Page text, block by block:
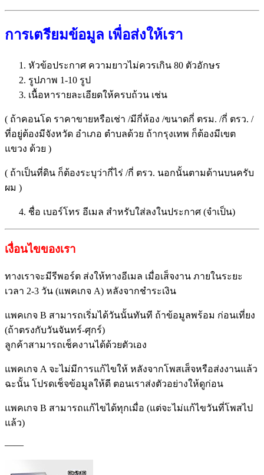
การเตรียมข้อมูล เพื่อส่งให้เรา
หัวข้อประกาศ ความยาวไม่ควรเกิน 80 ตัวอักษร
รูปภาพ 1-10 รูป
เนื้อหารายละเอียดให้ครบถ้วน เช่น
( ถ้าคอนโด ราคาขายหรือเช่า /มีกี่ห้อง /ขนาดกี่ ตรม. /กี่ ตรว. /
ที่อยู่ต้องมีจังหวัด อำเภอ ตำบลด้วย ถ้ากรุงเทพ ก็ต้องมีเขต
แขวง ด้วย )
( ถ้าเป็นที่ดิน ก็ต้องระบุว่ากี่ไร่ /กี่ ตรว. นอกนั้นตามด้านบนครับ
ผม )
ชื่อ เบอร์โทร อีเมล สำหรับใส่ลงในประกาศ (จำเป็น)
เงื่อนไขของเรา
ทางเราจะมีรีพอร์ต ส่งให้ทางอีเมล เมื่อเส็จงาน ภายในระยะ
เวลา 2-3 วัน (แพคเกจ A) หลังจากชำระเงิน
แพคเกจ B สามารถเริ่มได้วันนั้นทันที ถ้าข้อมูลพร้อม ก่อนเที่ยง
(ถ้าตรงกับวันจันทร์-ศุกร์)
ลูกค้าสามารถเช็คงานได้ด้วยตัวเอง
แพคเกจ A จะไม่มีการแก้ไขให้ หลังจากโพสเส็จหรือส่งงานแล้ว
ฉะนั้น โปรดเช็จข้อมูลให้ดี ตอนเราส่งตัวอย่างให้ดูก่อน
แพคเกจ B สามารถแก้ไขได้ทุกเมื่อ (แต่จะไม่แก้ไขวันที่โพสไป
แล้ว)
——